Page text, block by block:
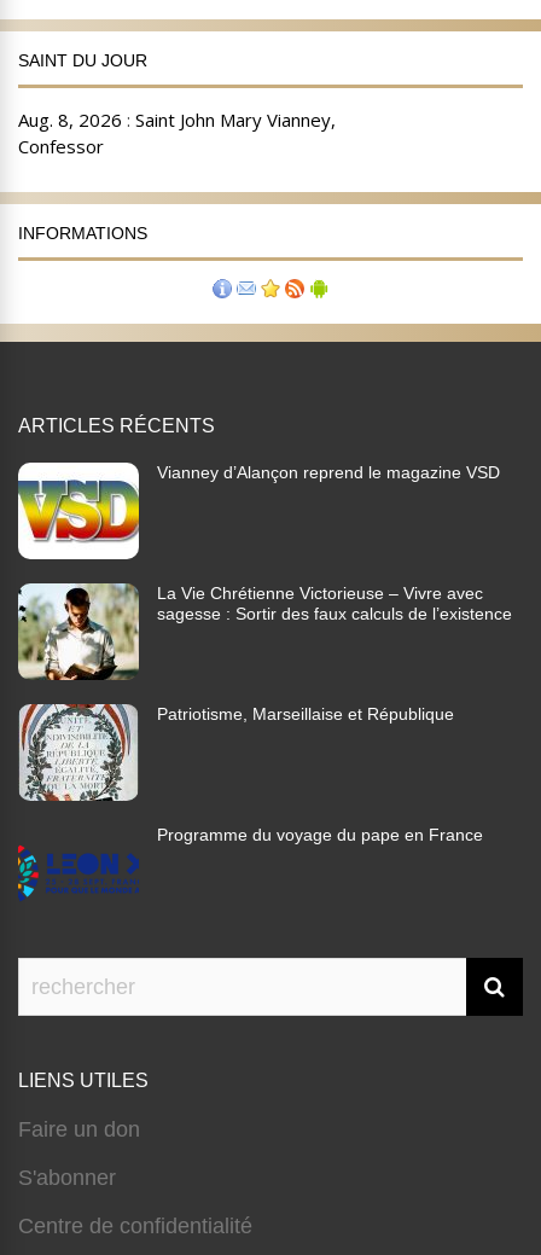
SAINT DU JOUR
INFORMATIONS
ARTICLES RÉCENTS
Vianney d’Alançon reprend le magazine VSD
La Vie Chrétienne Victorieuse – Vivre avec
sagesse : Sortir des faux calculs de l’existence
Patriotisme, Marseillaise et République
Programme du voyage du pape en France
LIENS UTILES
Faire un don
S'abonner
Centre de confidentialité